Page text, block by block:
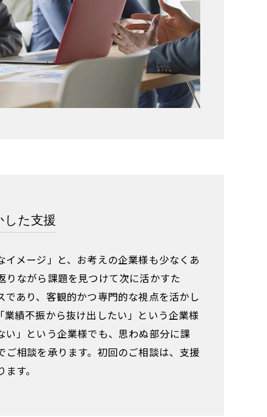
した支援
メージ」と、お考えの企業様も少なくあ
ながら課題を見つけて次に活かすた
あり、客観的かつ専門的な視点を活かし
績不振から抜け出したい」という企業様
」という企業様でも、思わぬ部分に課
相談を承ります。初回のご相談は、支援
す。